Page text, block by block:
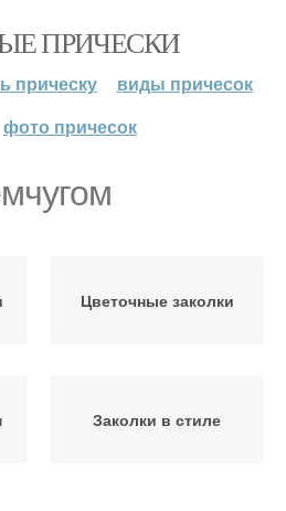
ПРИЧЕСКИ
прическу
виды причесок
фото причесок
Цветочные заколки
Заколки в стиле